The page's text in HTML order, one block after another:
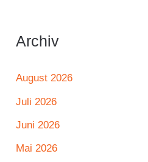
Archiv
August 2026
Juli 2026
Juni 2026
Mai 2026